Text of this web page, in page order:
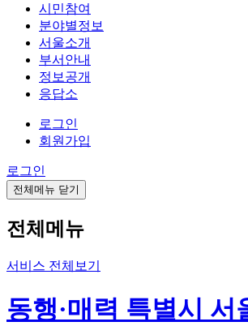
시민참여
분야별정보
서울소개
부서안내
정보공개
응답소
로그인
회원가입
로그인
전체메뉴 닫기
전체메뉴
서비스 전체보기
동행·매력 특별시 서